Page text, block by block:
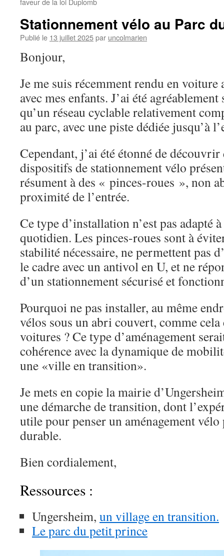
Stationnement vélo au Parc
Publié le 13 juillet 2025par uncolmarien
Bonjour,
Je me suis récemment rendu en voiture
avec mes enfants. J’ai été
qu’un réseau cyclable relativement
au parc, avec une piste dédiée jusqu’à
Cependant, j’ai été étonné de
dispositifs de stationnement vélo
résument à des « pinces-roues », non
proximité de l’entrée.
Ce type d’installation n’est pas adapté
quotidien. Les pinces-roues sont à
stabilité nécessaire, ne permettent pas
le cadre avec un antivol en U, et ne
d’un stationnement sécurisé et
Pourquoi ne pas installer, au même
vélos sous un abri couvert, comme
voitures ? Ce type d’aménagement
cohérence avec la dynamique de
une «ville en transition».
Je mets en copie la mairie
une démarche de transition, dont
utile pour penser un aménagement
durable.
Bien cordialement,
Ressources :
Ungersheim, un village en transition.
Le parc du petit prince